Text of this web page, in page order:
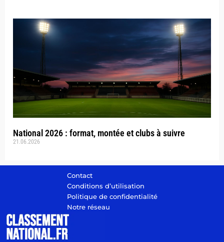
National 2026 : format, montée et clubs à suivre
21.06.2026
Contact
Conditions d’utilisation
Politique de confidentialité
Notre réseau